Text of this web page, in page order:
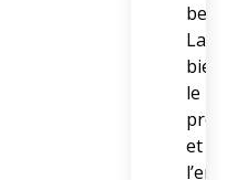
La
le
et